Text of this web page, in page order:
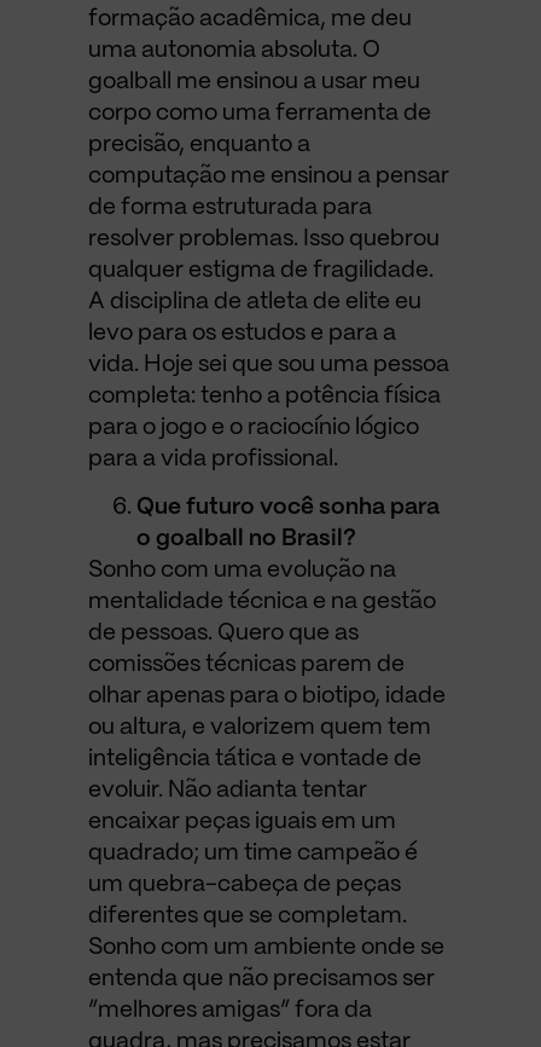
formação acadêmica, me deu
uma autonomia absoluta. O
goalball me ensinou a usar meu
corpo como uma ferramenta de
precisão, enquanto a
computação me ensinou a pensar
de forma estruturada para
resolver problemas. Isso quebrou
qualquer estigma de fragilidade.
A disciplina de atleta de elite eu
levo para os estudos e para a
vida. Hoje sei que sou uma pessoa
completa: tenho a potência física
para o jogo e o raciocínio lógico
para a vida profissional.
Que futuro você sonha para
o goalball no Brasil?
Sonho com uma evolução na
mentalidade técnica e na gestão
de pessoas. Quero que as
comissões técnicas parem de
olhar apenas para o biotipo, idade
ou altura, e valorizem quem tem
inteligência tática e vontade de
evoluir. Não adianta tentar
encaixar peças iguais em um
quadrado; um time campeão é
um quebra-cabeça de peças
diferentes que se completam.
Sonho com um ambiente onde se
entenda que não precisamos ser
“melhores amigas” fora da
quadra, mas precisamos estar